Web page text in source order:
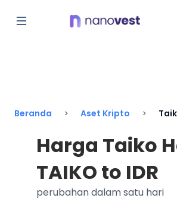
Beranda Aset Kripto
Harga Taiko
TAIKO to IDR
perubahan dalam satu hari